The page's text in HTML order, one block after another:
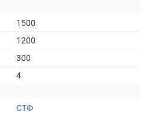
1500
1200
300
4
СТФ